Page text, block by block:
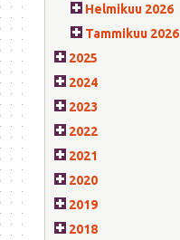
Helmikuu 2026
Tammikuu 2026
2025
2024
2023
2022
2021
2020
2019
2018